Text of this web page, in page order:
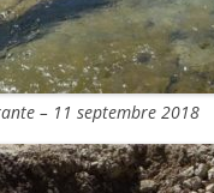
– 11 septembre 2018